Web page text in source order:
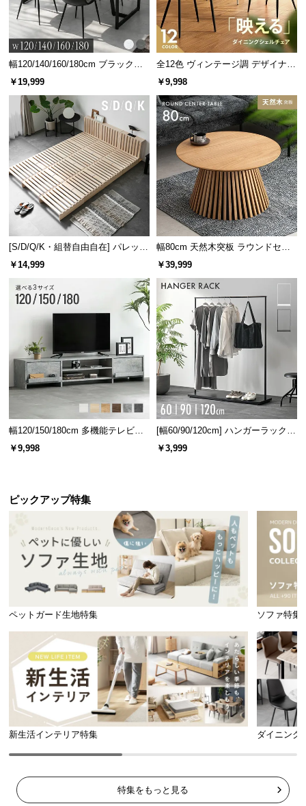
情
報 で、トータルでご満足頂けるように努めています。
機能の損壊・部品の紛失など予期せぬトラブルに
も無償で対応。ご購入3ヶ月以内に不具合が発生し
た場合、新しくご交換させて頂きます。
3ヶ月保証
幅120/140/160/180cm ブラックフ
レーム ダイニング 大理石調 4人掛
￥19,999
全12色 ヴィンテージ調 デザイナー
ズシェルチェア
￥9,998
[S/D/Q/K・組替自由自在] パレット
ベッド 8/12/16枚セット
￥14,999
幅80cm 天然木突板 ラウンドセン
ターテーブル 美しい格子デザイン
￥39,999
幅120/150/180cm 多機能テレビボ
ード 木目/石目調 オープン収納・
￥9,998
[幅60/90/120cm] ハンガーラック
スチール 4段階高さ調節 サイドフ
￥3,999
ピックアップ特集
ペットガード生地特集 ソファ特集
新生活インテリア特集 ダイニング
特集をもっと見る